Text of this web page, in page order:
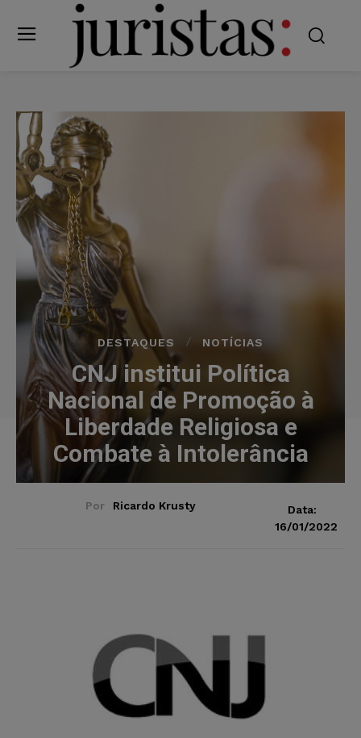
DESTAQUES NOTÍCIAS
CNJ institui Política
Nacional de Promoção à
Liberdade Religiosa e
Combate à Intolerância
Por Ricardo Krusty
Data:
16/01/2022